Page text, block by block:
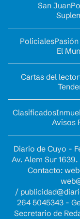
San Juan
Policiales
El
Cartas del lector
Clasificados
Avisos
Diario de Cuyo -
Av. Alem Sur
Contacto:
/
264 5045343 -
Secretario de